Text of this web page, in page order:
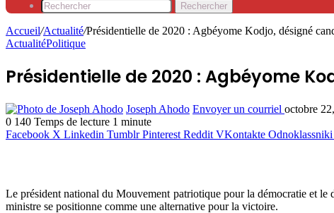
Rechercher
Accueil/Actualité/Présidentielle de 2020 : Agbéyome Kodjo, désigné
ActualitéPolitique
Présidentielle de 2020 : Agbéyome
Joseph Ahodo Envoyer un courriel octobre
0 140 Temps de lecture 1 minute
Facebook X Linkedin Tumblr Pinterest Reddit VKontakte Odnoklassniki
Le président national du Mouvement patriotique pour la démocratie et
ministre se positionne comme une alternative pour la victoire.